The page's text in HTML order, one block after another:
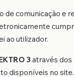
comunicação e
ao utilizador.
3através dos
disponíveis no